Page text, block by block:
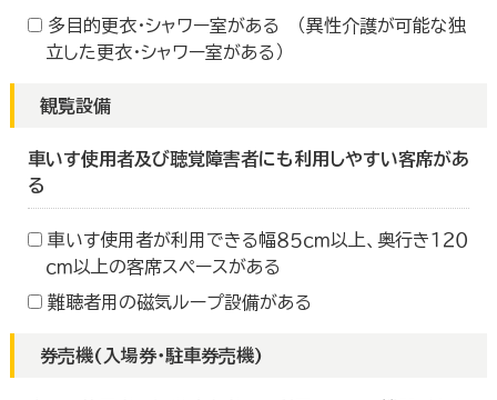
多目的更衣・シャワー室がある （異性介護が可能な独
立した更衣・シャワー室がある）
観覧設備
車いす使用者及び聴覚障害者にも利用しやすい客席があ
る
車いす使用者が利用できる幅８５ｃｍ以上、奥行き１２０
ｃｍ以上の客席スペースがある
難聴者用の磁気ループ設備がある
券売機(入場券・駐車券売機)